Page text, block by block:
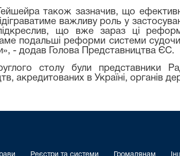
також зазначив, що
важливу роль у
підкреслив, що вже зараз ці
подальші реформи системи
- додав Голова Представництва ЄС.
столу були
акредитованих в Україні, органів